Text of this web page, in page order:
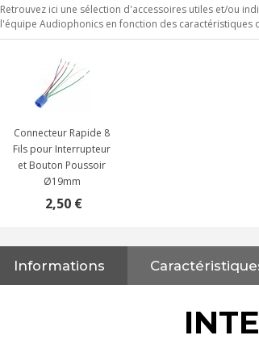
NEUTRIK NC3FXX Connecteur
Retrouvez ici une sélection d'accessoires utiles et/ou
l'équipe Audiophonics en fonction des caractéristiques
Connecteur Rapide 8
Fils pour Interrupteur
et Bouton Poussoir
Ø19mm
2,50 €
Informations